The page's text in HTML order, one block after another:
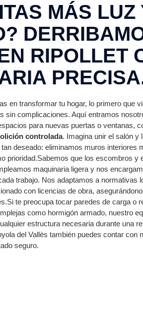
MÁS LUZ
RIPOLLET
en transformar tu hogar, lo primero que
sin complicaciones. Aquí entramos
para nuevas puertas o ventanas,
controlada. Imagina unir el salón y
deseado: eliminamos muros interiores
prioridad.Sabemos que los escombros y
maquinaria ligera y nos
trabajo. Nos adaptamos a normativas
con licencias de obra,
te preocupa tocar paredes de carga o
como hormigón armado, nuestro
estructura necesaria durante una
del Vallès también puedes contar con
seguro.